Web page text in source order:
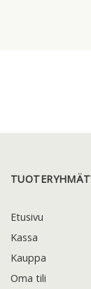
TUOTERYHMÄT
Etusivu
Kassa
Kauppa
Oma tili